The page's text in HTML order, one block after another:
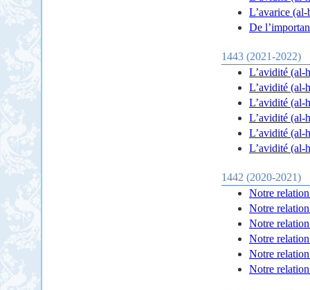
L’avarice
De
1443 (2021-2022)
1442 (2020-2021)
Notre
Notre
Notre
Notre
Notre
Notre